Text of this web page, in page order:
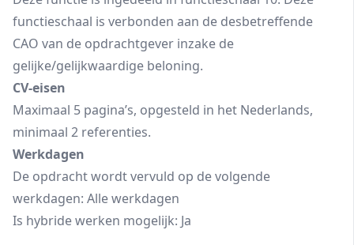
functieschaal is verbonden aan de desbetreffende
CAO van de opdrachtgever inzake de
gelijke/gelijkwaardige beloning.
CV-eisen
Maximaal 5 pagina’s, opgesteld in het Nederlands,
minimaal 2 referenties.
Werkdagen
De opdracht wordt vervuld op de volgende
werkdagen: Alle werkdagen
Is hybride werken mogelijk: Ja